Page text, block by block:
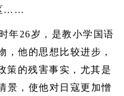
……
年26岁，是教小学国语
，他的思想比较进步，
策的残害事实，尤其是
景，使他对日寇更加憎